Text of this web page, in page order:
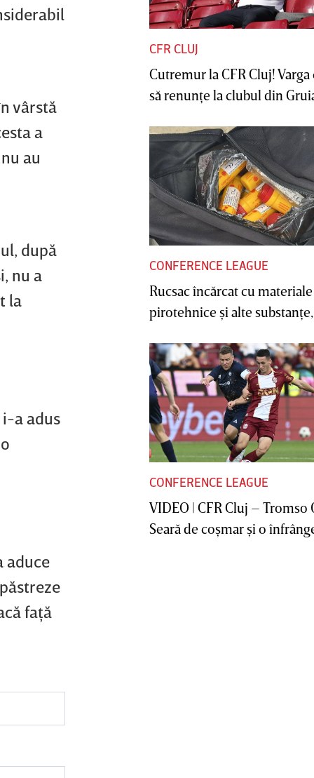
vârstă
a
au
după
nu a
la
a adus
aduce
faţă
CFR CLUJ
Cutremur la CFR Cluj! Varga
să renunţe la clubul din
CONFERENCE LEAGUE
Rucsac încărcat cu materiale
pirotehnice şi alte substanţe,
CONFERENCE LEAGUE
VIDEO | CFR Cluj – Tromso
Seară de coşmar şi o